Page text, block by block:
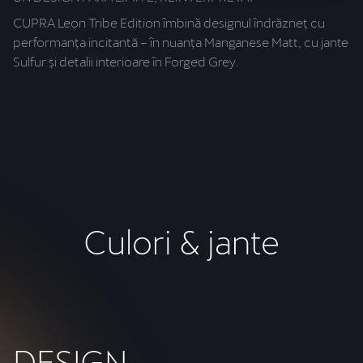
CUPRA Leon Tribe Edition îmbină designul îndrăzneț cu
performanța incitantă – în nuanța Manganese Matt, cu jante
Sulfur și detalii interioare în Forged Grey.
Culori & jante